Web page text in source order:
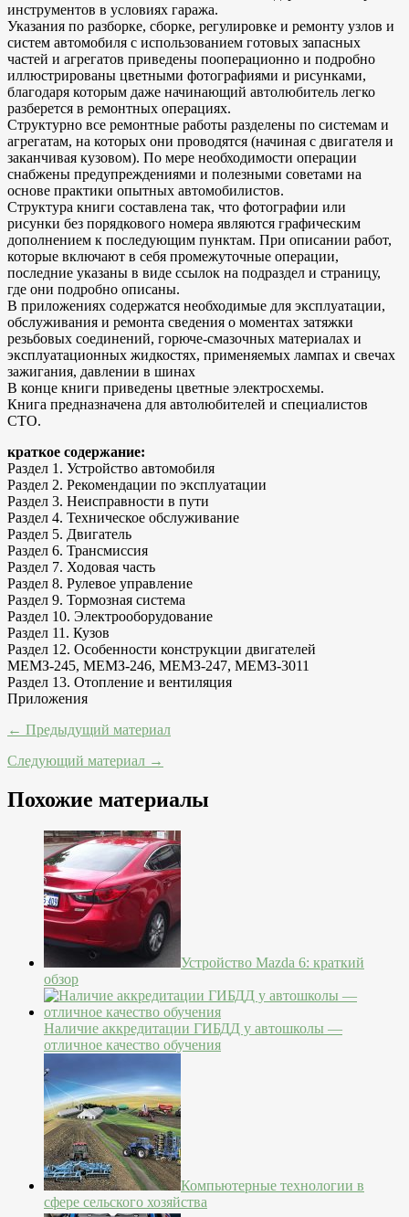
инструментов в условиях гаража.
Указания по разборке, сборке, регулировке и ремонту узлов и
систем автомобиля с использованием готовых запасных
частей и агрегатов приведены пооперационно и подробно
иллюстрированы цветными фотографиями и рисунками,
благодаря которым даже начинающий автолюбитель легко
разберется в ремонтных операциях.
Структурно все ремонтные работы разделены по системам и
агрегатам, на которых они проводятся (начиная с двигателя и
заканчивая кузовом). По мере необходимости операции
снабжены предупреждениями и полезными советами на
основе практики опытных автомобилистов.
Структура книги составлена так, что фотографии или
рисунки без порядкового номера являются графическим
дополнением к последующим пунктам. При описании работ,
которые включают в себя промежуточные операции,
последние указаны в виде ссылок на подраздел и страницу,
где они подробно описаны.
В приложениях содержатся необходимые для эксплуатации,
обслуживания и ремонта сведения о моментах затяжки
резьбовых соединений, горюче-смазочных материалах и
эксплуатационных жидкостях, применяемых лампах и свечах
зажигания, давлении в шинах
В конце книги приведены цветные электросхемы.
Книга предназначена для автолюбителей и специалистов
СTO.
краткое содержание:
Раздел 1. Устройство автомобиля
Раздел 2. Рекомендации по эксплуатации
Раздел 3. Неисправности в пути
Раздел 4. Техническое обслуживание
Раздел 5. Двигатель
Раздел 6. Трансмиссия
Раздел 7. Ходовая часть
Раздел 8. Рулевое управление
Раздел 9. Тормозная система
Раздел 10. Электрооборудование
Раздел 11. Кузов
Раздел 12. Особенности конструкции двигателей
МЕМЗ-245, МЕМЗ-246, МЕМЗ-247, МЕМЗ-3011
Раздел 13. Отопление и вентиляция
Приложения
← Предыдущий материал
Следующий материал →
Похожие материалы
Устройство Mazda 6: краткий
обзор
Наличие аккредитации ГИБДД у автошколы —
отличное качество обучения
Компьютерные технологии в
сфере сельского хозяйства